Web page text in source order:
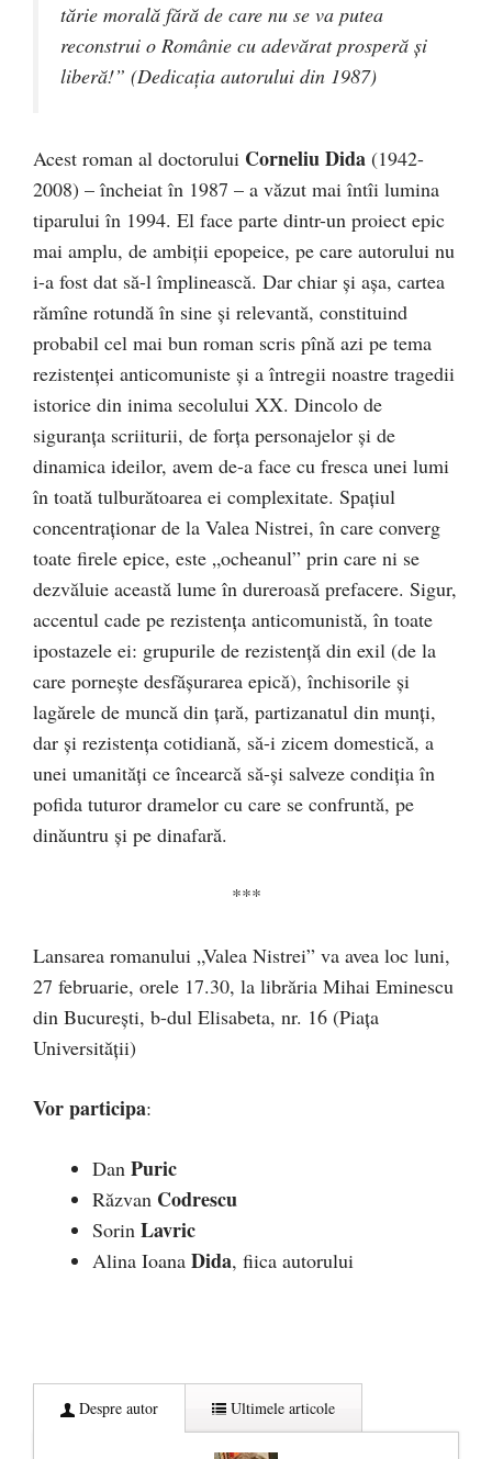
tărie morală fără de care nu se va putea
reconstrui o Românie cu adevărat prosperă şi
liberă!” (Dedicaţia autorului din 1987)
Acest roman al doctorului Corneliu Dida (1942-
2008) – încheiat în 1987 – a văzut mai întîi lumina
tiparului în 1994. El face parte dintr-un proiect epic
mai amplu, de ambiții epopeice, pe care autorului nu
i-a fost dat să-l împlinească. Dar chiar și așa, cartea
rămîne rotundă în sine și relevantă, constituind
probabil cel mai bun roman scris pînă azi pe tema
rezistenței anticomuniste și a întregii noastre tragedii
istorice din inima secolului XX. Dincolo de
siguranța scriiturii, de forța personajelor și de
dinamica ideilor, avem de-a face cu fresca unei lumi
în toată tulburătoarea ei complexitate. Spațiul
concentraționar de la Valea Nistrei, în care converg
toate firele epice, este „ocheanul” prin care ni se
dezvăluie această lume în dureroasă prefacere. Sigur,
accentul cade pe rezistența anticomunistă, în toate
ipostazele ei: grupurile de rezistență din exil (de la
care pornește desfășurarea epică), închisorile și
lagărele de muncă din țară, partizanatul din munți,
dar și rezistența cotidiană, să-i zicem domestică, a
unei umanități ce încearcă să-și salveze condiția în
pofida tuturor dramelor cu care se confruntă, pe
dinăuntru și pe dinafară.
***
Lansarea romanului „Valea Nistrei” va avea loc luni,
27 februarie, orele 17.30, la librăria Mihai Eminescu
din București, b-dul Elisabeta, nr. 16 (Piața
Universității)
Vor participa:
Dan Puric
Răzvan Codrescu
Sorin Lavric
Alina Ioana Dida, fiica autorului
Despre autor Ultimele articole